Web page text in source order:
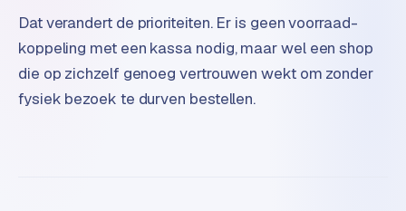
2
B
e
Dat verandert de prioriteiten. Er is geen voorraad-
koppeling met een kassa nodig, maar wel een shop
die op zichzelf genoeg vertrouwen wekt om zonder
fysiek bezoek te durven bestellen.